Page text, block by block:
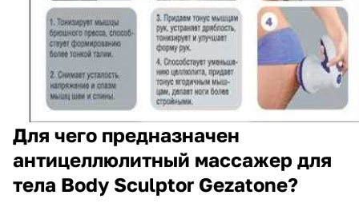
Для чего предназначен
антицеллюлитный массажер для
тела Body Sculptor Gezatone?